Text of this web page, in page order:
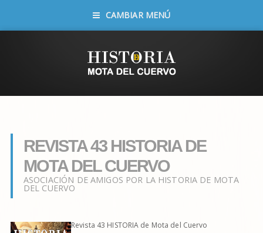
CAMBIAR MENÚ
REVISTA 43 HISTORIA DE
MOTA DEL CUERVO
ASOCIACIÓN DE AMIGOS POR LA HISTORIA DE MOTA
DEL CUERVO
Revista 43 HISTORIA de Mota del Cuervo